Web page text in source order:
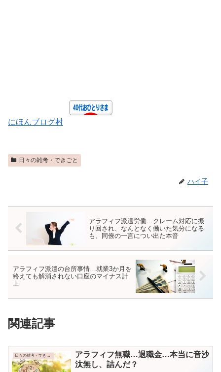
にほんブログ村
日々の雑考・できごと
ハイ子
アラフィフ派遣労働…クレーム対応に振
り回され、なんとなく働いた気分になる
も、同僚の一言につい出た本音
アラフィフ派遣の台所事情…就業3か月を
終えても解消されない口座のマイナス計
上
関連記事
アラフィフ無職…退職金…本当に音沙
汰無し、詰んだ？